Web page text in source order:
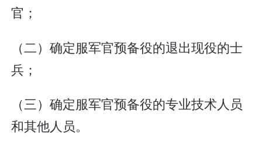
官；
（二）确定服军官预备役的退出现役的士
兵；
（三）确定服军官预备役的专业技术人员
和其他人员。